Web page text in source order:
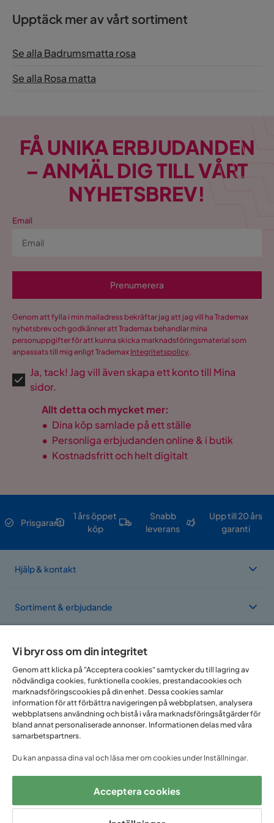
Upptäck mer av vårt sortiment
Se alla Badrumsmatta rosa
Se alla Rosa matta
FÅ UNIKA ERBJUDANDEN
– ANMÄL DIG TILL VÅRT
NYHETSBREV!
Email
Prenumerera
Genom att fylla i min mailadress bekräftar jag att jag vill ha Trademax
nyhetsbrev och godkänner att Trademax behandlar mina
personuppgifter för att kunna skicka marknadsföringsmaterial som
anpassats till mig enligt Trademax Integritetspolicy.
Ja, tack! Jag vill även skapa ett konto till Mina
sidor.
Allt detta och mycket mer:
• Dina köp samlade på ett ställe
• Personliga erbjudanden online & i butik
• Kostnadsfritt och helt digitalt
Prisgaranti
1 års öppet
köp
Snabb
leverans
Upp till 20 års
garanti
Hjälp & kontakt
Sortiment & erbjudande
Vi finns i flera länder
Följ oss på:
Vi bryr oss om din integritet
Genom att klicka på "Acceptera cookies" samtycker du till lagring av
nödvändiga cookies, funktionella cookies, prestandacookies och
marknadsföringscookies på din enhet. Dessa cookies samlar
information för att förbättra navigeringen på webbplatsen, analysera
webbplatsens användning och bistå i våra marknadsföringsåtgärder för
bland annat personaliserade annonser. Informationen delas med våra
samarbetspartners.
Du kan anpassa dina val och läsa mer om cookies under Inställningar.
Acceptera cookies